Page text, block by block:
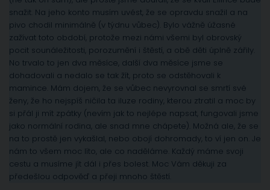
snažit. Na jeho konto musím uvést, že se opravdu snažil a na
pivo chodil minimálně (v týdnu vůbec). Bylo vážně úžasné
zažívat toto období, protože mezi námi všemi byl obrovský
pocit sounáležitosti, porozumění i štěstí, a obě děti úplně zářily.
No trvalo to jen dva měsíce, další dva měsíce jsme se
dohadovali a nedalo se tak žít, proto se odstěhovali k
mamince. Mám dojem, že se vůbec nevyrovnal se smrtí své
ženy, že ho nejspíš ničila ta iluze rodiny, kterou ztratil a moc by
si přál ji mít zpátky (nevím jak to nejlépe napsat, fungovali jsme
jako normální rodina, ale snad mne chápete). Možná ale, že se
na to prostě jen vykašlal, nebo obojí dohromady, to ví jen on. Je
nám to všem moc líto, ale co naděláme. Každý máme svoji
cestu a musíme jít dál i přes bolest. Moc Vám děkuji za
předešlou odpověď a přeji mnoho štěstí.